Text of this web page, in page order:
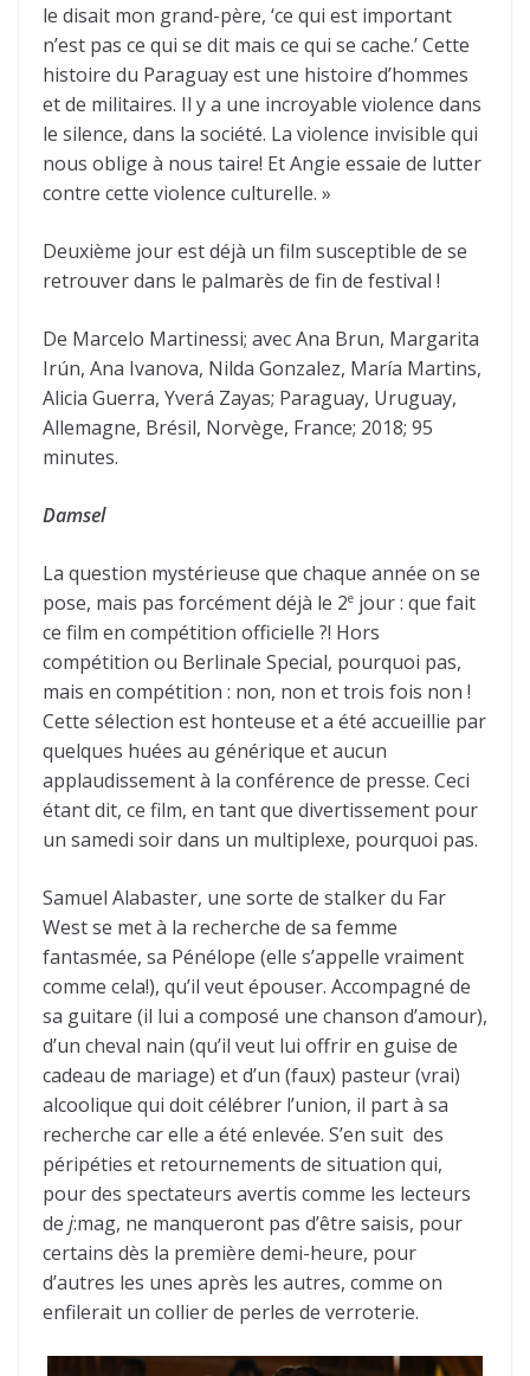
le disait mon grand-père, ‘ce qui est important
n’est pas ce qui se dit mais ce qui se cache.’ Cette
histoire du Paraguay est une histoire d’hommes
et de militaires. Il y a une incroyable violence dans
le silence, dans la société. La violence invisible qui
nous oblige à nous taire! Et Angie essaie de lutter
contre cette violence culturelle. »
Deuxième jour est déjà un film susceptible de se
retrouver dans le palmarès de fin de festival !
De Marcelo Martinessi; avec Ana Brun, Margarita
Irún, Ana Ivanova, Nilda Gonzalez, María Martins,
Alicia Guerra, Yverá Zayas; Paraguay, Uruguay,
Allemagne, Brésil, Norvège, France; 2018; 95
minutes.
Damsel
La question mystérieuse que chaque année on se
pose, mais pas forcément déjà le 2e jour : que fait
ce film en compétition officielle ?! Hors
compétition ou Berlinale Special, pourquoi pas,
mais en compétition : non, non et trois fois non !
Cette sélection est honteuse et a été accueillie par
quelques huées au générique et aucun
applaudissement à la conférence de presse. Ceci
étant dit, ce film, en tant que divertissement pour
un samedi soir dans un multiplexe, pourquoi pas.
Samuel Alabaster, une sorte de stalker du Far
West se met à la recherche de sa femme
fantasmée, sa Pénélope (elle s’appelle vraiment
comme cela!), qu’il veut épouser. Accompagné de
sa guitare (il lui a composé une chanson d’amour),
d’un cheval nain (qu’il veut lui offrir en guise de
cadeau de mariage) et d’un (faux) pasteur (vrai)
alcoolique qui doit célébrer l’union, il part à sa
recherche car elle a été enlevée. S’en suit des
péripéties et retournements de situation qui,
pour des spectateurs avertis comme les lecteurs
de j:mag, ne manqueront pas d’être saisis, pour
certains dès la première demi-heure, pour
d’autres les unes après les autres, comme on
enfilerait un collier de perles de verroterie.